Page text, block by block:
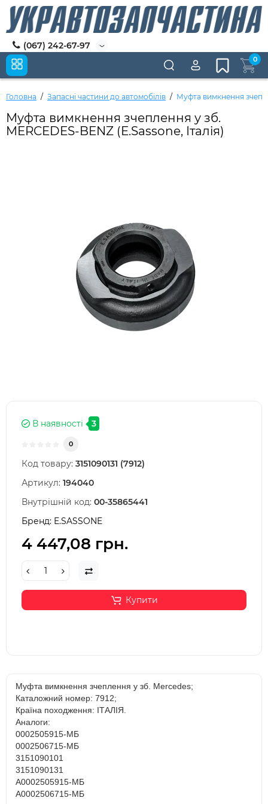
(067) 242-67-97
0
Головна Запасні частини до автомобілів Муфта вимкнення
Муфта вимкнення зчеплення у зб.
MERCEDES-BENZ (E.Sassone, Італія)
В наявності 3
0
Код товару: 3151090131 (7912)
Артикул: 194040
Внутрішній код: 00-35865441
Бренд: E.SASSONE
4 447,08 грн.
Купити
Муфта вимкнення зчеплення у зб. Mercedes;
Каталожний номер: 7912;
Країна походження: ІТАЛІЯ.
Аналоги:
0002505915-МБ
0002506715-МБ
3151090101
3151090131
A0002505915-МБ
A0002506715-МБ